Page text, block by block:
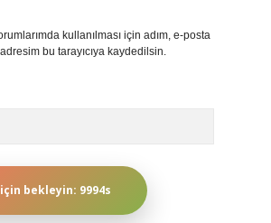
kullanılması için adım, e-posta
bu tarayıcıya kaydedilsin.